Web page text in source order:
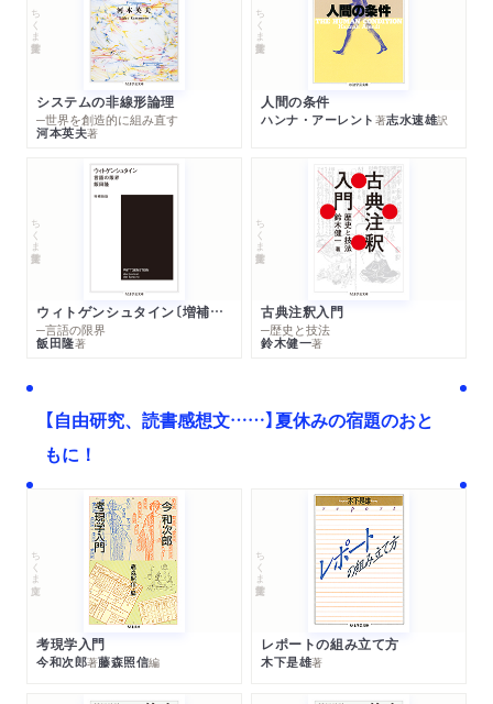
ちくま学芸文庫
システムの非線形論理
─世界を創造的に組み直す
河本英夫著
ちくま学芸文庫
人間の条件
ハンナ・アーレント 著志水速雄訳
ちくま学芸文庫
ウィトゲンシュタイン〔増補新版〕
─言語の限界
飯田隆著
ちくま学芸文庫
古典注釈入門
─歴史と技法
鈴木健一著
【自由研究、読書感想文……】夏休みの宿題のおと
もに！
ちくま文庫
考現学入門
今和次郎著藤森照信編
ちくま学芸文庫
レポートの組み立て方
木下是雄著